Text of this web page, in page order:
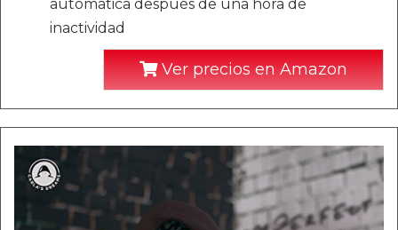
automática después de una hora de
inactividad
Ver precios en Amazon